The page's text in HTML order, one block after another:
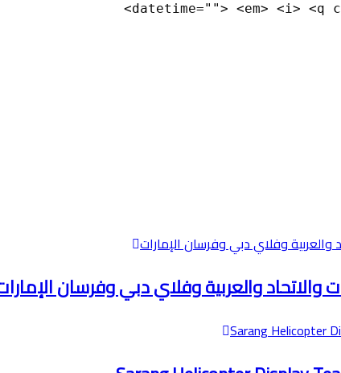
datetime=""> <em> <i> <q
والعربية وفلاي دبي وفرسان